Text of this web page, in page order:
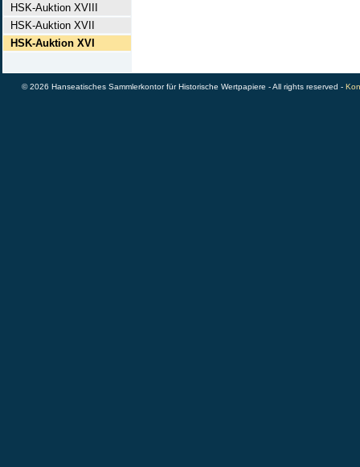
HSK-Auktion XVIII
HSK-Auktion XVII
HSK-Auktion XVI
© 2026 Hanseatisches Sammlerkontor für Historische Wertpapiere - All rights reserved -